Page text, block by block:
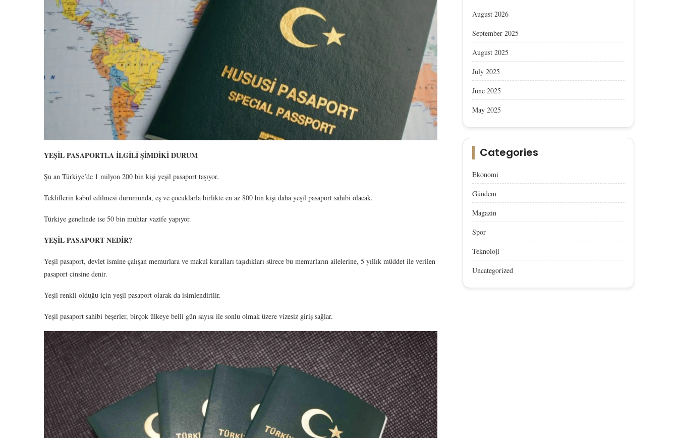
YEŞİL PASAPORTLA İLGİLİ ŞİMDİKİ DURUM
Şu an Türkiye’de 1 milyon 200 bin kişi yeşil pasaport taşıyor.
Tekliflerin kabul edilmesi durumunda, eş ve çocuklarla birlikte en az 800 bin kişi daha yeşil pasaport sahibi olacak.
Türkiye genelinde ise 50 bin muhtar vazife yapıyor.
YEŞİL PASAPORT NEDİR?
Yeşil pasaport, devlet ismine çalışan memurlara ve makul kuralları taşıdıkları sürece bu memurların ailelerine, 5 yıllık müddet ile verilen
pasaport cinsine denir.
Yeşil renkli olduğu için yeşil pasaport olarak da isimlendirilir.
Yeşil pasaport sahibi beşerler, birçok ülkeye belli gün sayısı ile sonlu olmak üzere vizesiz giriş sağlar.
August 2026
September 2025
August 2025
July 2025
June 2025
May 2025
Categories
Ekonomi
Gündem
Magazin
Spor
Teknoloji
Uncategorized